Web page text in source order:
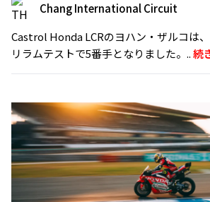
Chang International Circuit
Castrol Honda LCRのヨハン・ザルコは
リラムテストで5番手となりました。..続